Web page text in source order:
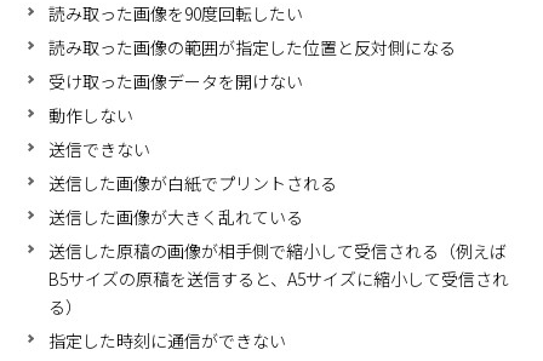
読み取った画像を90度回転したい
読み取った画像の範囲が指定した位置と反対側になる
受け取った画像データを開けない
動作しない
送信できない
送信した画像が白紙でプリントされる
送信した画像が大きく乱れている
送信した原稿の画像が相手側で縮小して受信される（例えば
B5サイズの原稿を送信すると、A5サイズに縮小して受信され
る）
指定した時刻に通信ができない